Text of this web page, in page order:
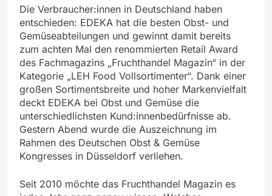
Die Verbraucher:innen in Deutschland haben
entschieden: EDEKA hat die besten Obst- und
Gemüseabteilungen und gewinnt damit bereits
zum achten Mal den renommierten Retail Award
des Fachmagazins „Fruchthandel Magazin“ in der
Kategorie „LEH Food Vollsortimenter“. Dank einer
großen Sortimentsbreite und hoher Markenvielfalt
deckt EDEKA bei Obst und Gemüse die
unterschiedlichsten Kund:innenbedürfnisse ab.
Gestern Abend wurde die Auszeichnung im
Rahmen des Deutschen Obst & Gemüse
Kongresses in Düsseldorf verliehen.
Seit 2010 möchte das Fruchthandel Magazin es